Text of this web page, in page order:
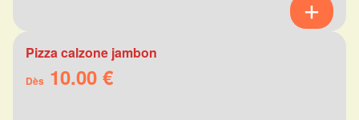
Pizza calzone jambon
Dès 10.00 €